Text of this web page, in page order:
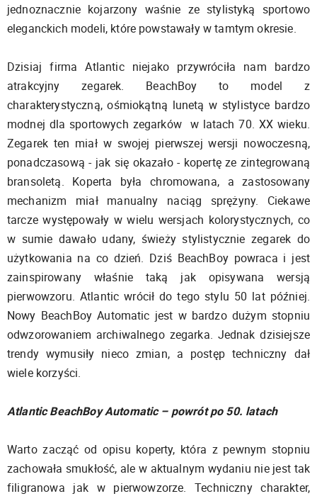
jednoznacznie kojarzony waśnie ze stylistyką sportowo
eleganckich modeli, które powstawały w tamtym okresie.
Dzisiaj firma Atlantic niejako przywróciła nam bardzo
atrakcyjny zegarek. BeachBoy to model z
charakterystyczną, ośmiokątną lunetą w stylistyce bardzo
modnej dla sportowych zegarków w latach 70. XX wieku.
Zegarek ten miał w swojej pierwszej wersji nowoczesną,
ponadczasową - jak się okazało - kopertę ze zintegrowaną
bransoletą. Koperta była chromowana, a zastosowany
mechanizm miał manualny naciąg sprężyny. Ciekawe
tarcze występowały w wielu wersjach kolorystycznych, co
w sumie dawało udany, świeży stylistycznie zegarek do
użytkowania na co dzień. Dziś BeachBoy powraca i jest
zainspirowany właśnie taką jak opisywana wersją
pierwowzoru. Atlantic wrócił do tego stylu 50 lat później.
Nowy BeachBoy Automatic jest w bardzo dużym stopniu
odwzorowaniem archiwalnego zegarka. Jednak dzisiejsze
trendy wymusiły nieco zmian, a postęp techniczny dał
wiele korzyści.
Atlantic BeachBoy Automatic – powrót po 50. latach
Warto zacząć od opisu koperty, która z pewnym stopniu
zachowała smukłość, ale w aktualnym wydaniu nie jest tak
filigranowa jak w pierwowzorze. Techniczny charakter,